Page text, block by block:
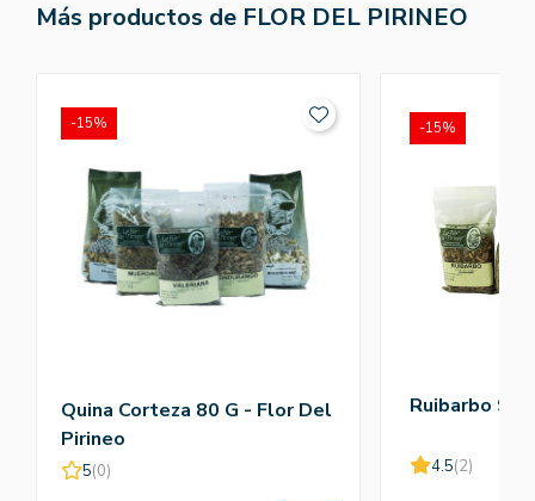
Más productos de FLOR DEL PIRINEO
Quina Corteza 80 G - Flor Del
Pirineo
5(0)
-15%
Ruibarbo 90g
4.5(2)
-15%